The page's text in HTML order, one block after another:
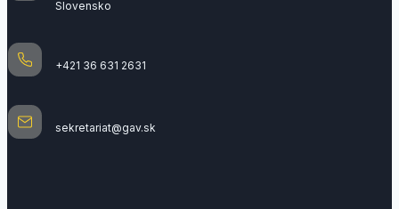
Slovensko
+421 36 631 2631
sekretariat@gav.sk